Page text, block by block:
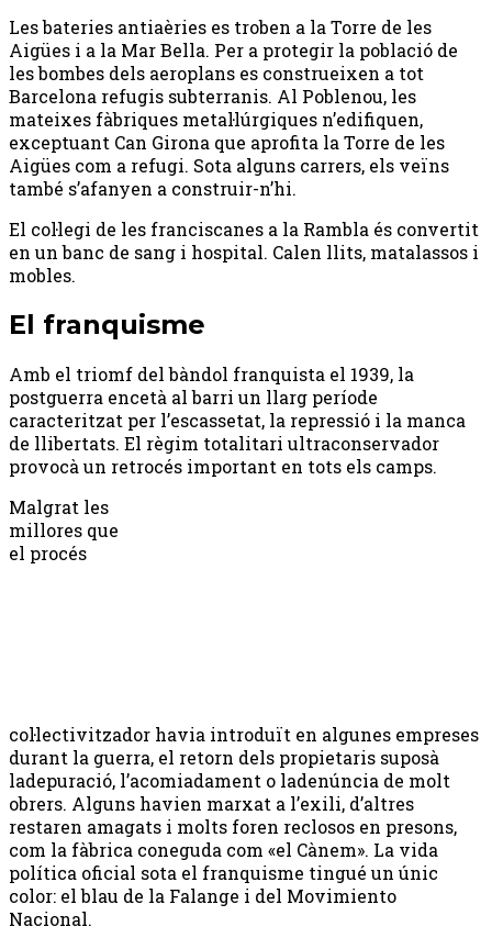
Les bateries antiaèries es troben a la Torre de les
Aigües i a la Mar Bella. Per a protegir la població de
les bombes dels aeroplans es construeixen a tot
Barcelona refugis subterranis. Al Poblenou, les
mateixes fàbriques metal·lúrgiques n’edifiquen,
exceptuant Can Girona que aprofita la Torre de les
Aigües com a refugi. Sota alguns carrers, els veïns
també s’afanyen a construir-n’hi.
El col·legi de les franciscanes a la Rambla és convertit
en un banc de sang i hospital. Calen llits, matalassos i
mobles.
El franquisme
Amb el triomf del bàndol franquista el 1939, la
postguerra encetà al barri un llarg període
caracteritzat per l’escassetat, la repressió i la manca
de llibertats. El règim totalitari ultraconservador
provocà un retrocés important en tots els camps.
Malgrat les
millores que
el procés
col·lectivitzador havia introduït en algunes empreses
durant la guerra, el retorn dels propietaris suposà
ladepuració, l’acomiadament o ladenúncia de molt
obrers. Alguns havien marxat a l’exili, d’altres
restaren amagats i molts foren reclosos en presons,
com la fàbrica coneguda com «el Cànem». La vida
política oficial sota el franquisme tingué un únic
color: el blau de la Falange i del Movimiento
Nacional.